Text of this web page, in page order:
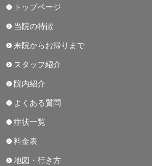
トップページ
当院の特徴
来院からお帰りまで
スタッフ紹介
院内紹介
よくある質問
症状一覧
料金表
地図・行き方